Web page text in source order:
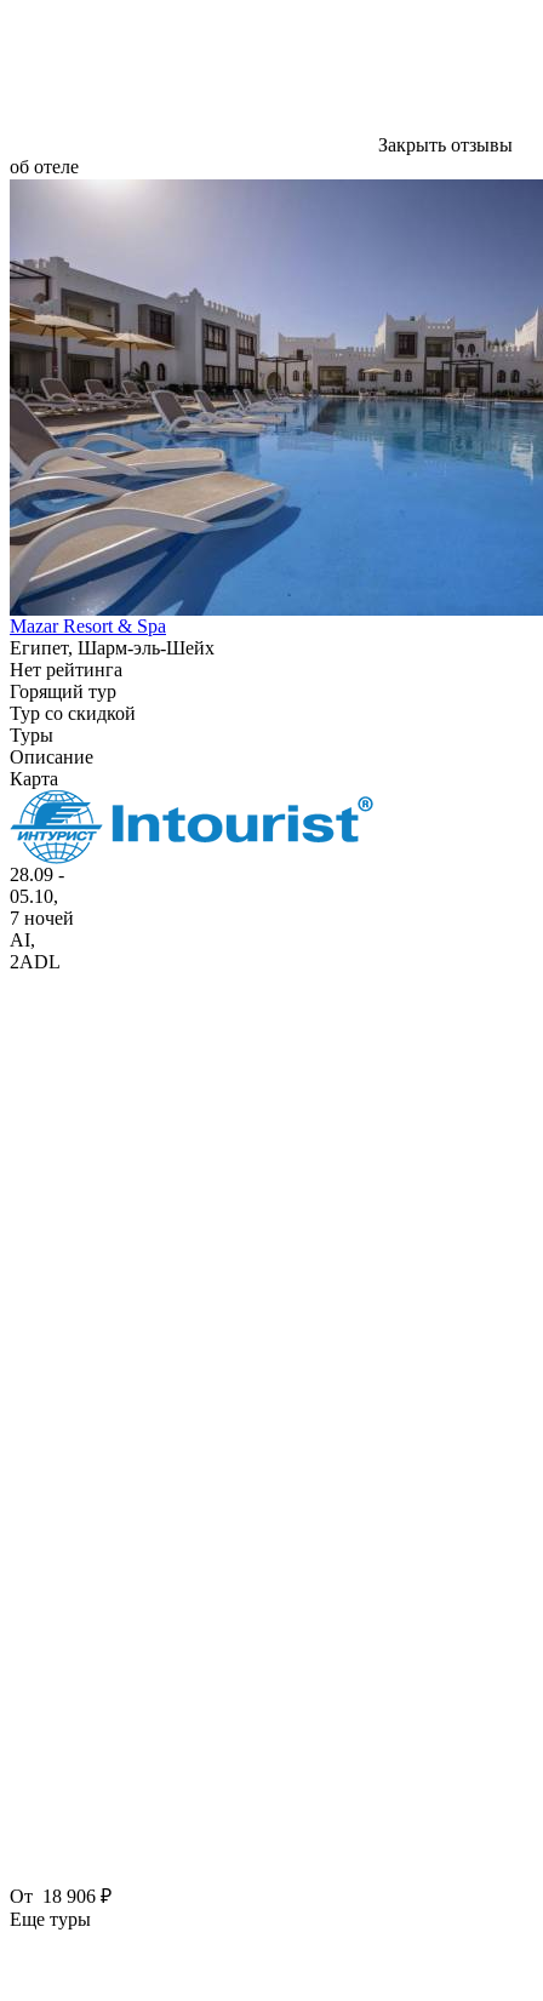
Закрыть отзывы
об отеле
Mazar Resort & Spa
Египет, Шарм-эль-Шейх
Нет рейтинга
Горящий тур
Тур со скидкой
Туры
Описание
Карта
28.09 -
05.10,
7 ночей
AI,
2ADL
От 18 906 ₽
Еще туры